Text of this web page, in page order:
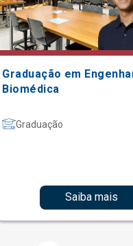
Graduação em
Biomédica
Graduação
Saiba mais